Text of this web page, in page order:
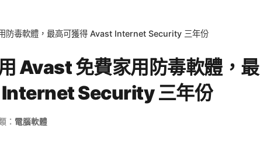
防毒軟體，最高可獲得 Avast Internet Security 三年份
Avast 免費家用防毒軟體，最
Security 三年份
： 電腦軟體